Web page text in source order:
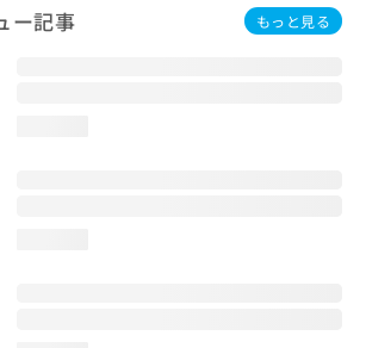
ー記事 もっと見る